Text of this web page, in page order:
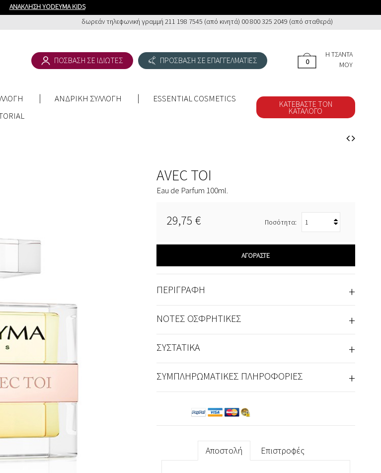
ΑΝΑΚΛΗΣΗ YODEYMA KIDS
δωρεάν τηλεφωνική γραμμή 211 198 7545 (από κινητά) 00 800 325 2049 (από σταθερά)
0
0
Η ΤΣΆΝΤΑ
ΜΟΥ
ΠΟΣΒΑΣΗ ΣΕ ΙΔΙΩΤΕΣ ΠΡΟΣΒΑΣΗ ΣΕ ΕΠΑΓΓΕΛΜΑΤΙΕΣ
ΑΝΔΡΙΚΗ ΣΥΛΛΟΓΗ
ESSENTIAL COSMETICS
ΚΑΤΕΒΆΣΤΕ ΤΟΝ
ΚΑΤΆΛΟΓΟ
AVEC TOI
Eau de Parfum 100ml.
29,75 € Ποσότητα:
ΑΓΟΡΆΣΤΕ
ΠΕΡΙΓΡΑΦΉ +
ΝΌΤΕΣ ΟΣΦΡΗΤΙΚΈΣ +
ΣΥΣΤΑΤΙΚΆ +
ΣΥΜΠΛΗΡΩΜΑΤΙΚΈΣ ΠΛΗΡΟΦΟΡΊΕΣ +
Αποστολή Επιστροφές